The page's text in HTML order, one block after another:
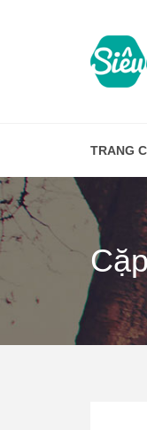
TRANG